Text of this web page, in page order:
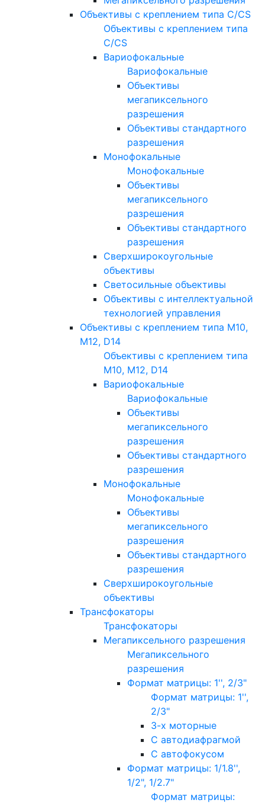
Объективы с креплением типа C/CS
Объективы с креплением типа
C/CS
Вариофокальные
Вариофокальные
Объективы
мегапиксельного
разрешения
Объективы стандартного
разрешения
Монофокальные
Монофокальные
Объективы
мегапиксельного
разрешения
Объективы стандартного
разрешения
Сверхширокоугольные
объективы
Светосильные объективы
Объективы с интеллектуальной
технологией управления
Объективы с креплением типа M10,
M12, D14
Объективы с креплением типа
M10, M12, D14
Вариофокальные
Вариофокальные
Объективы
мегапиксельного
разрешения
Объективы стандартного
разрешения
Монофокальные
Монофокальные
Объективы
мегапиксельного
разрешения
Объективы стандартного
разрешения
Сверхширокоугольные
объективы
Трансфокаторы
Трансфокаторы
Мегапиксельного разрешения
Мегапиксельного
разрешения
Формат матрицы: 1'', 2/3"
Формат матрицы: 1'',
2/3"
3-х моторные
С автодиафрагмой
С автофокусом
Формат матрицы: 1/1.8'',
1/2", 1/2.7"
Формат матрицы: